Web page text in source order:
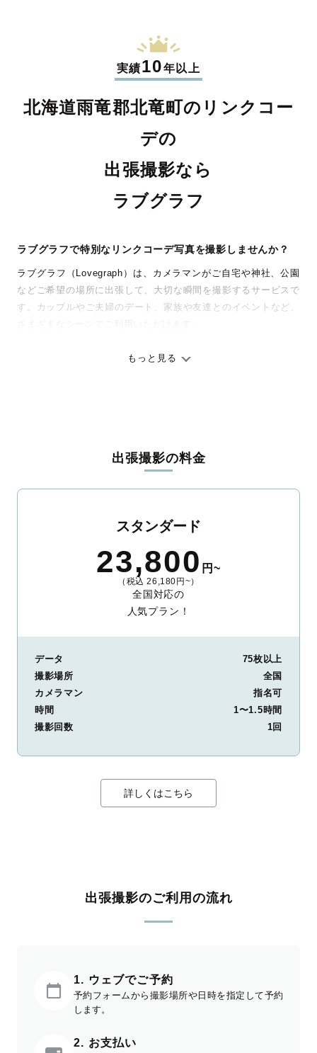
実績10年以上
北海道雨竜郡北竜町のリンクコー
デの
出張撮影なら
ラブグラフ
ラブグラフで特別なリンクコーデ写真を撮影しませんか？
ラブグラフ（Lovegraph）は、カメラマンがご自宅や神社、公園
などご希望の場所に出張して、大切な瞬間を撮影するサービスで
す。カップルやご夫婦のデート、家族や友達とのイベントなど、
ありのままの空気感を大切に、何十年経っても見返したくなるよ
ィを身につけたプロのカメラマンが全国47都道府県に在籍してい
ます。創業10年のノウハウを活かし、思い出に残る素敵な撮影体
験をお届けします。
整。自然な雰囲気を残しつつも、おしゃれで洗練された仕上がり
に。きっと「こんな写真を撮ってほしかった！」と思える一枚に
出会えます。まずは、ラブグラフの撮影事例
もっと見る
出張撮影の料金
スタンダード
23,800 円~
（税込 26,180円~）
全国対応の
人気プラン！
データ
75枚以上
撮影場所
全国
カメラマン
指名可
時間
1〜1.5時間
撮影回数
1回
詳しくはこちら
出張撮影のご利用の流れ
1. ウェブでご予約
予約フォームから撮影場所や日時を指定して予約
します。
2. お支払い